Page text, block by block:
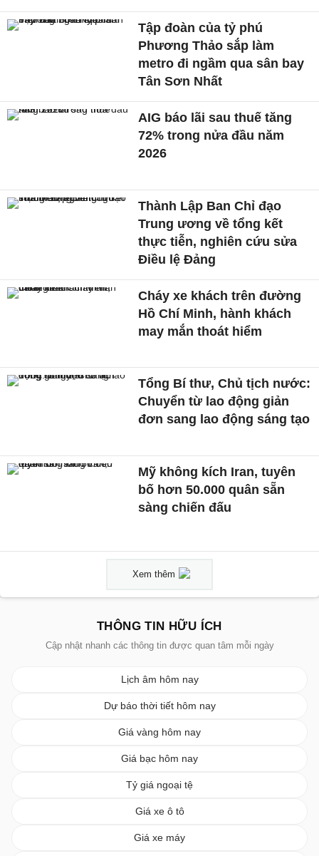
Tập đoàn của tỷ phú
Phương Thảo sắp làm
metro đi ngầm qua sân bay
Tân Sơn Nhất
AIG báo lãi sau thuế tăng
72% trong nửa đầu năm
2026
Thành Lập Ban Chỉ đạo
Trung ương về tổng kết
thực tiễn, nghiên cứu sửa
Điều lệ Đảng
Cháy xe khách trên đường
Hồ Chí Minh, hành khách
may mắn thoát hiểm
Tổng Bí thư, Chủ tịch nước:
Chuyển từ lao động giản
đơn sang lao động sáng tạo
Mỹ không kích Iran, tuyên
bố hơn 50.000 quân sẵn
sàng chiến đấu
Xem thêm
THÔNG TIN HỮU ÍCH
Cập nhật nhanh các thông tin được quan tâm mỗi ngày
Lịch âm hôm nay
Dự báo thời tiết hôm nay
Giá vàng hôm nay
Giá bạc hôm nay
Tỷ giá ngoại tệ
Giá xe ô tô
Giá xe máy